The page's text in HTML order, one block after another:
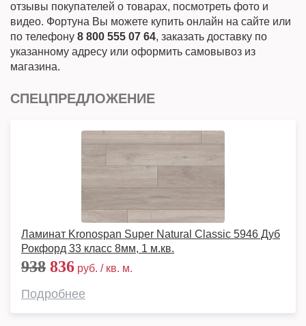
отзывы покупателей о товарах, посмотреть фото и
видео. Фортуна Вы можете купить онлайн на сайте или
по телефону 8 800 555 07 64, заказать доставку по
указанному адресу или оформить самовывоз из
магазина.
СПЕЦПРЕДЛОЖЕНИЕ
Ламинат Kronospan Super Natural Classic 5946 Дуб
Рокфорд 33 класс 8мм, 1 м.кв.
938 836 руб. / кв. м.
Подробнее